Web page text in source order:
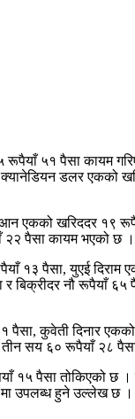
५१ पैसा कायम
डलर एकको
एकको खरिददर १९
२२ पैसा कायम भएको छ ।
१३ पैसा, युएई
नौ रूपैयाँ
कुवेती दिनार
सय ६० रूपैयाँ २८
पैसा तोकिएको छ
उपलब्ध हुने उल्लेख छ ।